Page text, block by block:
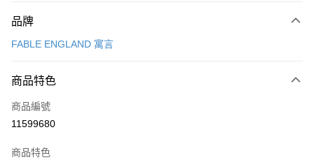
台新國際商業銀行
台灣樂天信用卡公司
元大商業銀行
玉山商業銀行
台新國際商業銀行
全盈+PAY
ATM付款
運送方式
付款後全家取貨
每筆NT$60
付款後萊爾富取貨
PalnartPoc + 🇬🇧英國
FABLE 寓言
品牌
FABLE ENGLAND 寓言
商品特色
商品編號
11599680
商品特色